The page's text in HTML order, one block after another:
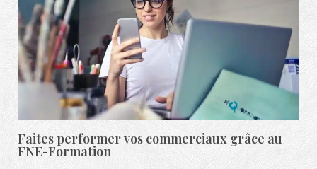
Faites performer vos commerciaux grâce au
FNE-Formation